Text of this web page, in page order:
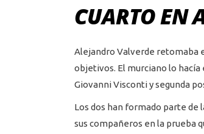
CUARTO EN
Alejandro Valverde retomaba
objetivos. El murciano lo
Giovanni Visconti y segunda
Los dos han formado parte de
sus compañeros en la prueba